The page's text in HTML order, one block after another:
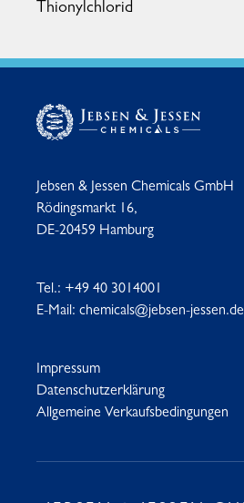
Thionylchlorid
Jebsen & Jessen Chemicals GmbH
Rödingsmarkt 16,
DE-20459 Hamburg
Tel.: +49 40 3014001
E-Mail: chemicals@jebsen-jessen.de
Impressum
Datenschutzerklärung
Allgemeine Verkaufsbedingungen